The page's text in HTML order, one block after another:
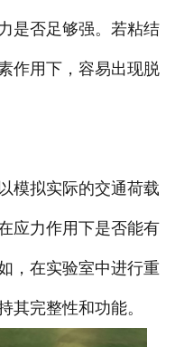
是否足够强。若粘结
作用下，容易出现脱
拟实际的交通荷载
应力作用下是否能有
，在实验室中进行重
其完整性和功能。